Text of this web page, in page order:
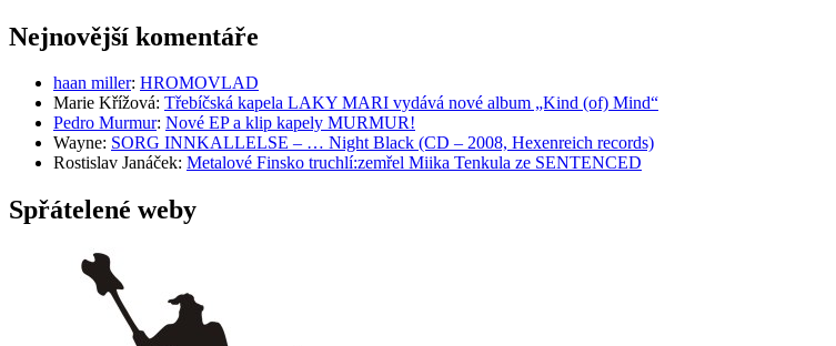
Nejnovější komentáře
haan miller: HROMOVLAD
Marie Křížová: Třebíčská kapela LAKY MARI vydává nové album „Kind (of) Mind“
Pedro Murmur: Nové EP a klip kapely MURMUR!
Wayne: SORG INNKALLELSE – … Night Black (CD – 2008, Hexenreich records)
Rostislav Janáček: Metalové Finsko truchlí:zemřel Miika Tenkula ze SENTENCED
Spřátelené weby